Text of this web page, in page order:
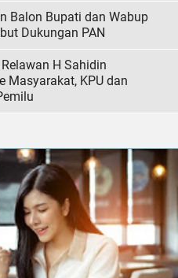
Balon Bupati dan Wabup
Dukungan PAN
H Sahidin
Masyarakat, KPU dan